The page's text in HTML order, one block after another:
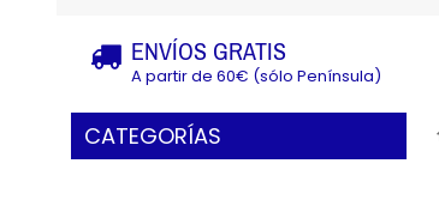
ENVÍOS GRATIS
A partir de 60€ (sólo Península)
CATEGORÍAS